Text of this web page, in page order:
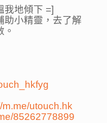
我地傾下 =]
助小精靈，去了解
m.me/utouch.hk
85262778899